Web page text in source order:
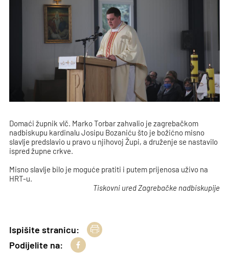
Domaći župnik vlč. Marko Torbar zahvalio je zagrebačkom
nadbiskupu kardinalu Josipu Bozaniću što je božićno misno
slavlje predslavio u pravo u njihovoj Župi, a druženje se nastavilo
ispred župne crkve.
Misno slavlje bilo je moguće pratiti i putem prijenosa uživo na
HRT-u.
Tiskovni ured Zagrebačke nadbiskupije
Ispišite stranicu:
Podijelite na: